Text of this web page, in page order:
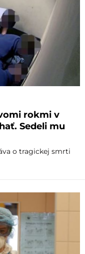
rokmi v
Sedeli mu
o tragickej smrti